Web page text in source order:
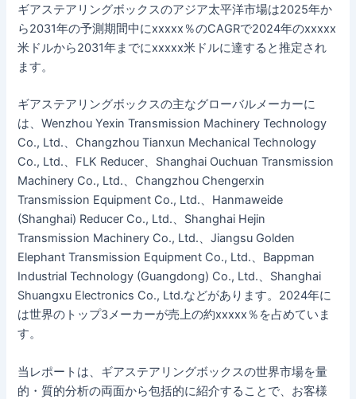
ギアステアリングボックスのアジア太平洋市場は2025年か
ら2031年の予測期間中にxxxxx％のCAGRで2024年のxxxxx
米ドルから2031年までにxxxxx米ドルに達すると推定され
ます。
ギアステアリングボックスの主なグローバルメーカーに
は、Wenzhou Yexin Transmission Machinery Technology
Co., Ltd.、Changzhou Tianxun Mechanical Technology
Co., Ltd.、FLK Reducer、Shanghai Ouchuan Transmission
Machinery Co., Ltd.、Changzhou Chengerxin
Transmission Equipment Co., Ltd.、Hanmaweide
(Shanghai) Reducer Co., Ltd.、Shanghai Hejin
Transmission Machinery Co., Ltd.、Jiangsu Golden
Elephant Transmission Equipment Co., Ltd.、Bappman
Industrial Technology (Guangdong) Co., Ltd.、Shanghai
Shuangxu Electronics Co., Ltd.などがあります。2024年に
は世界のトップ3メーカーが売上の約xxxxx％を占めていま
す。
当レポートは、ギアステアリングボックスの世界市場を量
的・質的分析の両面から包括的に紹介することで、お客様